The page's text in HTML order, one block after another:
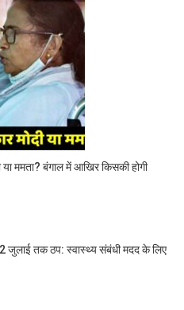
ममता? बंगाल में आखिर किसकी होगी
जुलाई तक ठप: स्वास्थ्य संबंधी मदद के लिए